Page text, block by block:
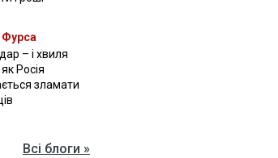
Фурса
– і хвиля
Росія
зламати
Всі блоги »